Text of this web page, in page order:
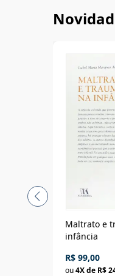
Maltrato e
infância
R$ 99,00
ou4X de R$